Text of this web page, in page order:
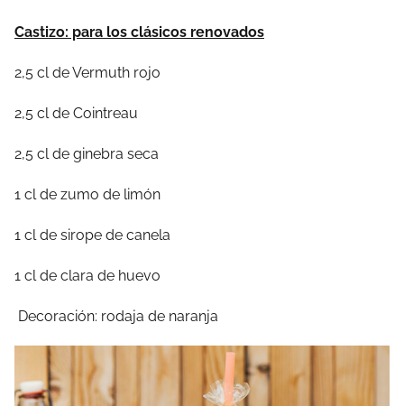
Castizo: para los clásicos renovados
2,5 cl de Vermuth rojo
2,5 cl de Cointreau
2,5 cl de ginebra seca
1 cl de zumo de limón
1 cl de sirope de canela
1 cl de clara de huevo
Decoración: rodaja de naranja